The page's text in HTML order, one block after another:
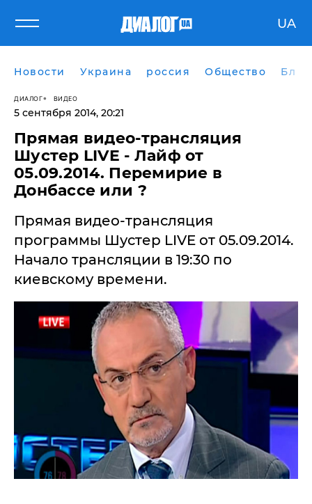
UA
Новости Украина россия Общество
ДИАЛОГ ВИДЕО
5 сентября 2014, 20:21
Прямая видео-трансляция
Шустер LIVE - Лайф от
05.09.2014. Перемирие в
Донбассе или ?
Прямая видео-трансляция
программы Шустер LIVE от 05.09.2014.
Начало трансляции в 19:30 по
киевскому времени.